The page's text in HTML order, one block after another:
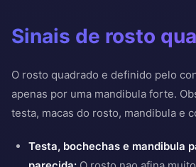
Sinais de rosto
O rosto quadrado e definido pelo
apenas por uma mandibula forte.
testa, macas do rosto, mandibula e
Testa, bochechas e mandibula